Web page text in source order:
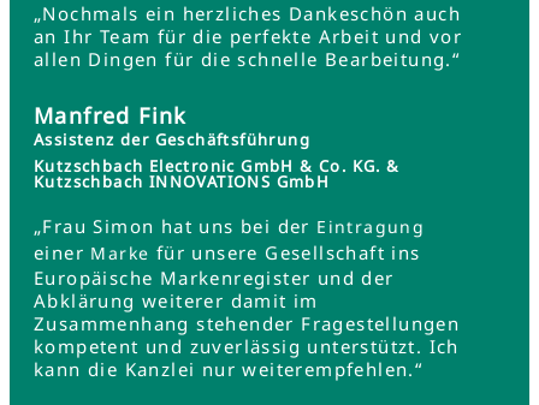
„Nochmals ein herzliches Dankeschön auch
an Ihr Team für die perfekte Arbeit und vor
allen Dingen für die schnelle Bearbeitung.“
Manfred Fink
Assistenz der Geschäftsführung
Kutzschbach Electronic GmbH & Co. KG. &
Kutzschbach INNOVATIONS GmbH
„Frau Simon hat uns bei der Eintragung
einer Marke für unsere Gesellschaft ins
Europäische Markenregister und der
Abklärung weiterer damit im
Zusammenhang stehender Fragestellungen
kompetent und zuverlässig unterstützt. Ich
kann die Kanzlei nur weiterempfehlen.“